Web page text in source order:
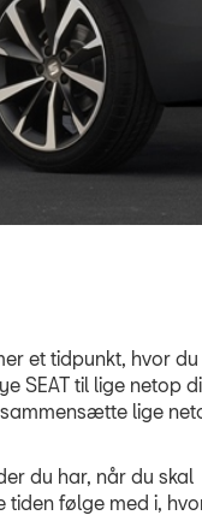
et tidpunkt, hvor
SEAT til lige netop
lige
du har, når du
følge med i,